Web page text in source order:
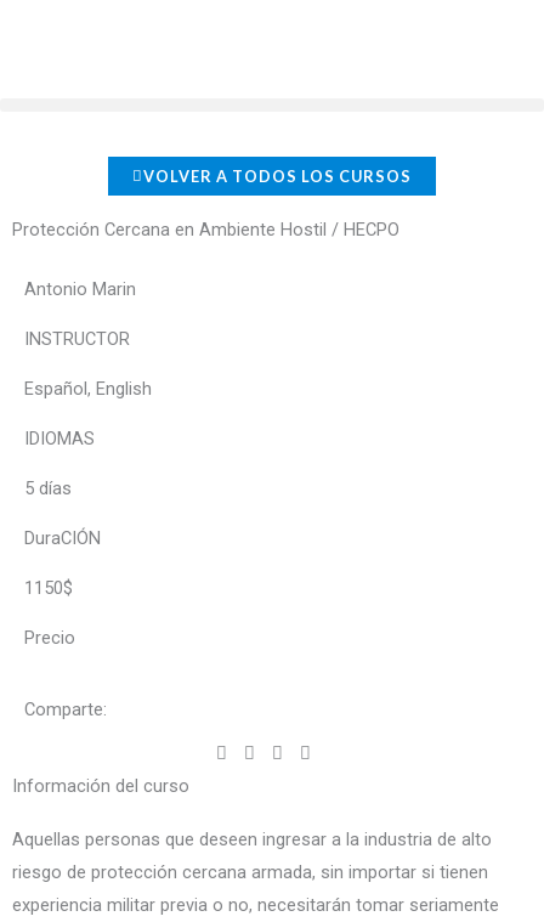
VOLVER A TODOS LOS CURSOS
Protección Cercana en Ambiente Hostil / HECPO
Antonio Marin
INSTRUCTOR
Español, English
IDIOMAS
5 días
DuraCIÓN
1150$
Precio
Comparte:
Información del curso
Aquellas personas que deseen ingresar a la industria de alto
riesgo de protección cercana armada, sin importar si tienen
experiencia militar previa o no, necesitarán tomar seriamente